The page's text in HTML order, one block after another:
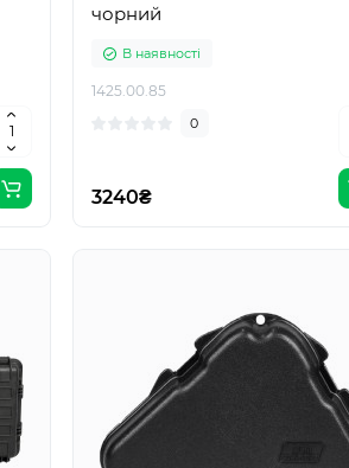
чорний
В наявності
1425.00.85
0
3240₴